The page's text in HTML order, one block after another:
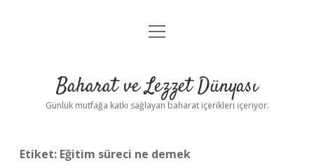
Anasayfa
Yasal Uyarı
menüyü
Baharat ve Lezzet Dünyası
Günlük mutfağa katkı sağlayan baharat içerikleri içeriyor.
Etiket: Eğitim süreci ne demek